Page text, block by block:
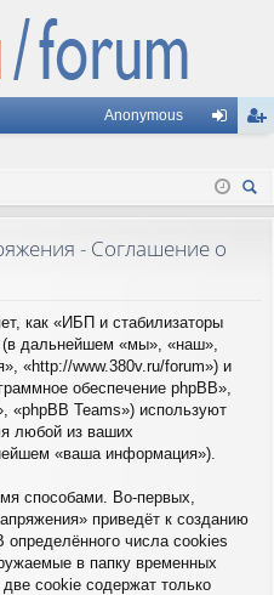
Anonymous
д ис
- Соглашение о
как «ИБП и стабилизаторы
(в дальнейшем «мы», «наш»,
«http://www.380v.ru/forum») и
обеспечение phpBB»,
«phpBB Teams») используют
любой из ваших
«ваша информация»).
способами. Во-первых,
приведёт к созданию
числа cookies
в папку временных
cookie содержат только